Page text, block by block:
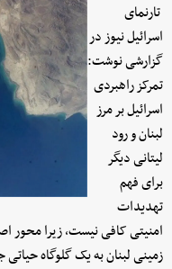
تارنمای
اسرائیل نیوز در
گزارشی نوشت:
تمرکز راهبردی
اسرائیل بر مرز
لبنان و رود
لیتانی دیگر
برای فهم
تهدیدات
امنیتی کافی نیست، زیرا محور
زمینی لبنان به یک گلوگاه